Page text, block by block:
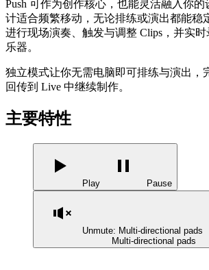
Push 可作为创作核心，也能灵活融入你
计适合频繁移动，无论排练或演出都能稳
进行现场演奏、触发与调整 Clips，并实
乐器。
独立模式让你无需电脑即可排练与演出，
回传到 Live 中继续制作。
主要特性
Play Pause
Unmute: Multi-directional pads
Multi-directional pads